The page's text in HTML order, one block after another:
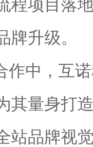
程项目落
牌升级。
作中，互
其量身打
站品牌视